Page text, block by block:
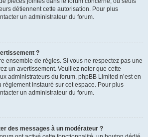
détiennent cette autorisation. Pour plus
un administrateur du forum.
?
ensemble de règles. Si vous ne respectez pas une
un avertissement. Veuillez noter que cette
administrateurs du forum, phpBB Limited n’est en
instauré sur cet espace. Pour plus
un administrateur du forum.
des messages à un modérateur ?